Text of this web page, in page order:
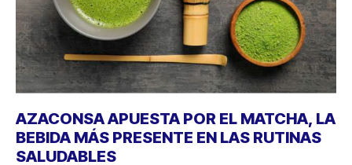
AZACONSA APUESTA POR EL MATCHA, LA
BEBIDA MÁS PRESENTE EN LAS RUTINAS
SALUDABLES